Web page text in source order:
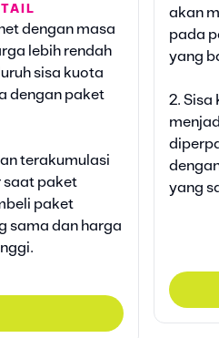
30 HARI
dengan masa
lebih rendah
sisa kuota
dengan paket
terakumulasi
saat paket
paket
sama dan harga
akan
pada
yang
2. Sisa
yang